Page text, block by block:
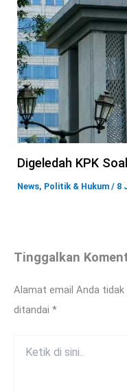
Digeledah KPK
News, Politik & Hukum / 8
Tinggalkan
Alamat email Anda tidak
ditandai *